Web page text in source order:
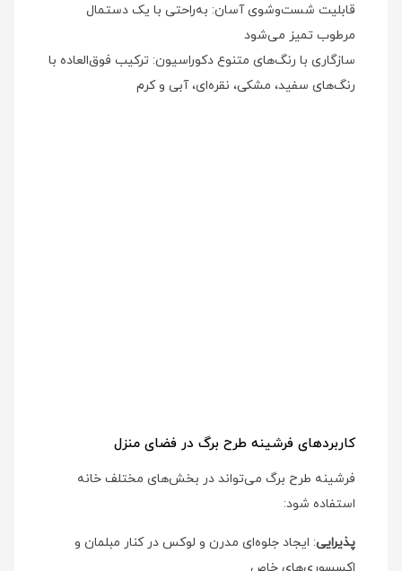
قابلیت شست‌وشوی آسان: به‌راحتی با یک دستمال
مرطوب تمیز می‌شود
سازگاری با رنگ‌های متنوع دکوراسیون: ترکیب فوق‌العاده با
رنگ‌های سفید، مشکی، نقره‌ای، آبی و کرم
کاربردهای فرشینه طرح برگ در فضای منزل
فرشینه طرح برگ می‌تواند در بخش‌های مختلف خانه
استفاده شود:
پذیرایی: ایجاد جلوه‌ای مدرن و لوکس در کنار مبلمان و
اکسسوری‌های خاص